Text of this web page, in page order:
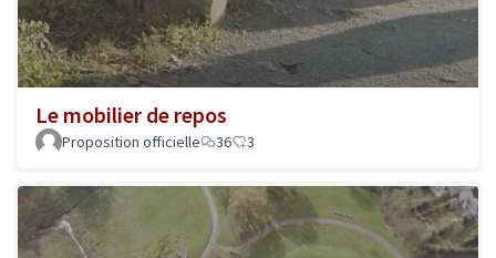
Le mobilier de repos
Proposition officielle 36 3